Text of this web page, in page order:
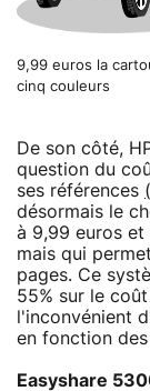
9,99 euros la
cinq couleurs
De son côté,
question du
ses références
désormais le
à 9,99 euros et
mais qui
pages. Ce
55% sur le
l'inconvénient
en fonction
Easyshare